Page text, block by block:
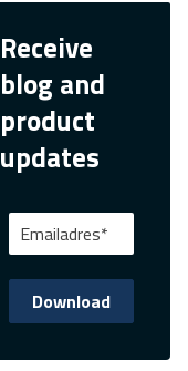
Receive
blog and
product
updates